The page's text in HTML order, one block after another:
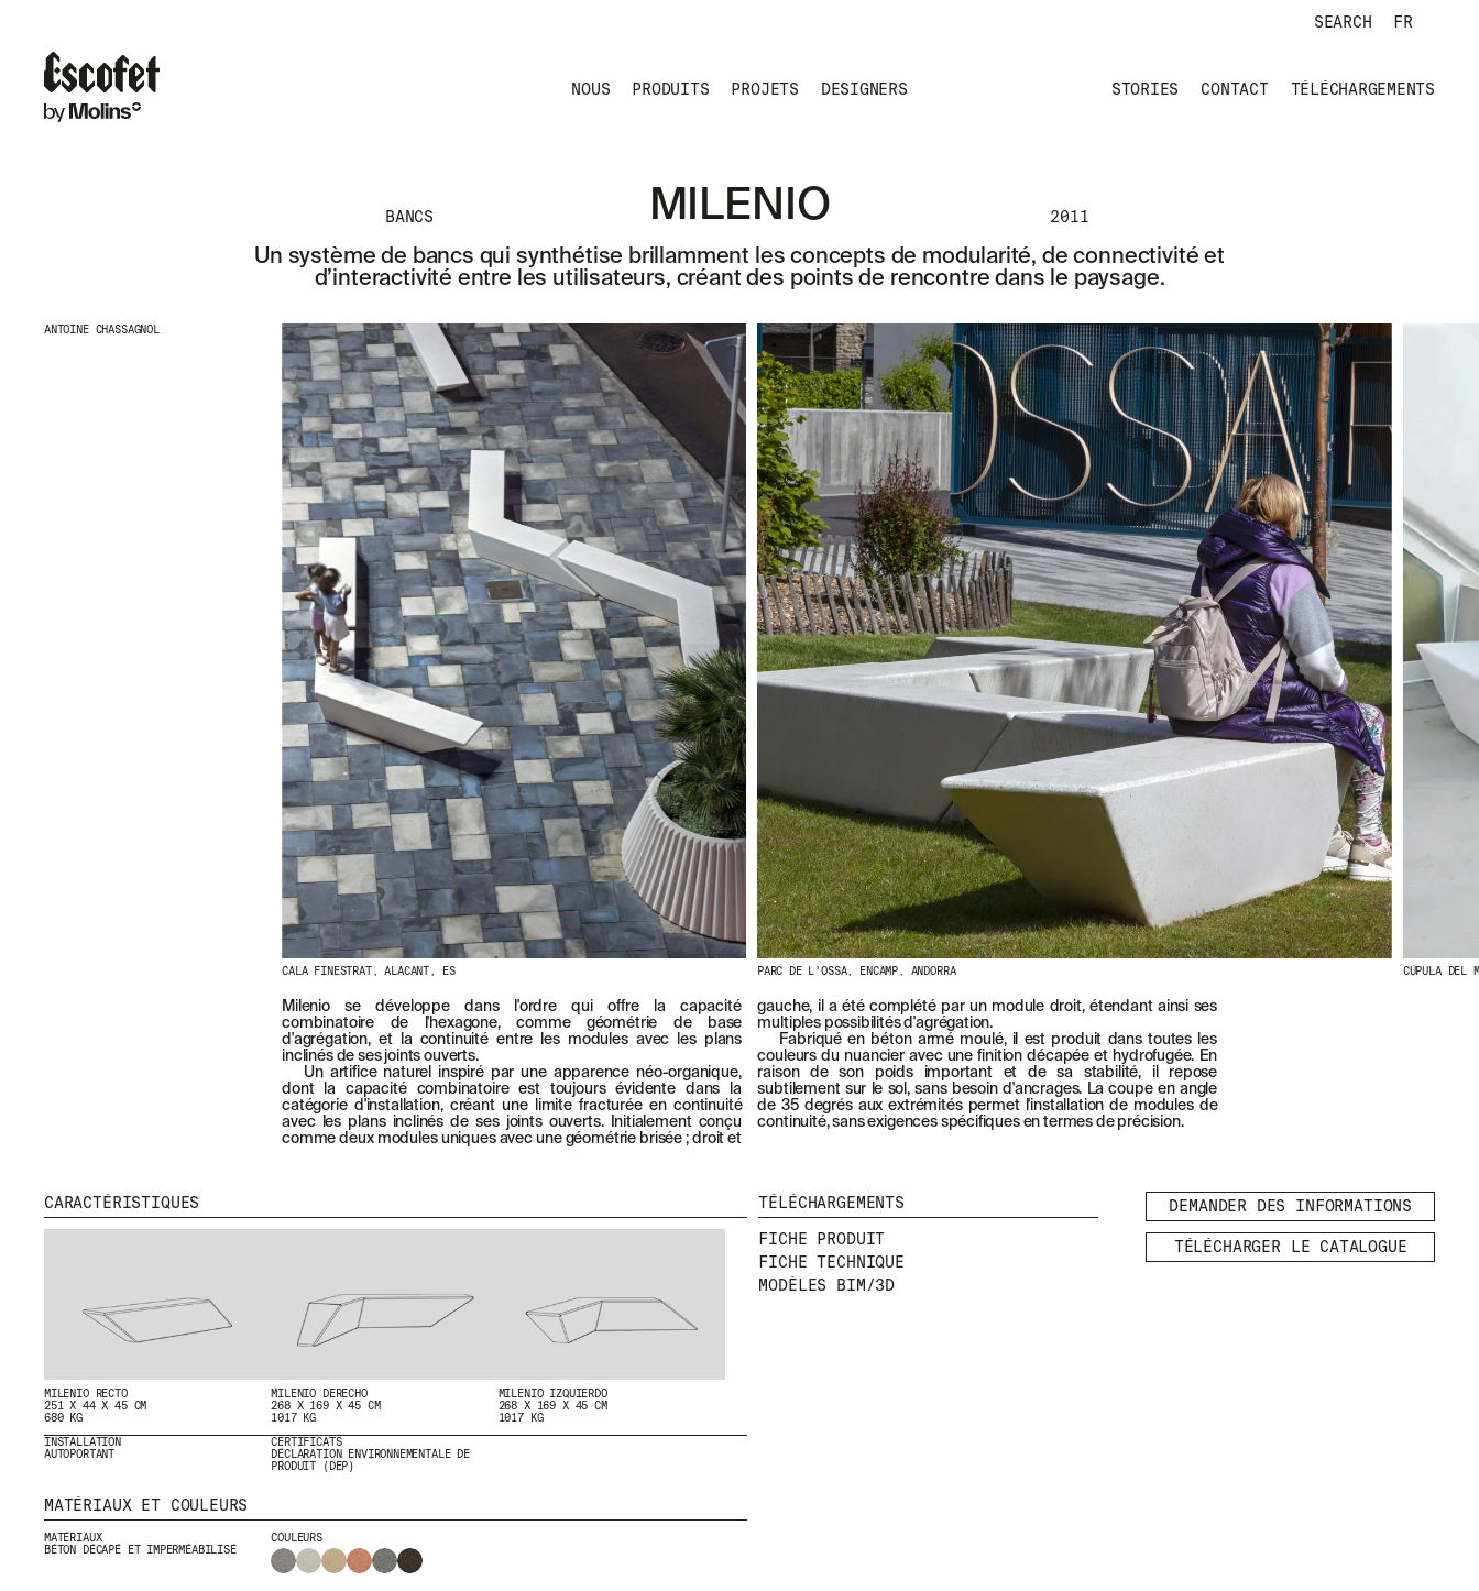
SEARCH FR
NOUS PRODUITS PROJETS DESIGNERS STORIES CONTACT TÉLÉCHARGEMENTS
BANCS MILENIO 2011
Un système de bancs qui synthétise brillamment les concepts de modularité, de connectivité et
d’interactivité entre les utilisateurs, créant des points de rencontre dans le paysage.
ANTOINE CHASSAGNOL
CALA FINESTRAT, ALACANT, ES PARC DE L'OSSA, ENCAMP, ANDORRA CÚPULA DEL
Milenio se développe dans l'ordre qui offre la capacité
combinatoire de l'hexagone, comme géométrie de base
d'agrégation, et la continuité entre les modules avec les plans
inclinés de ses joints ouverts.
Un artifice naturel inspiré par une apparence néo-organique,
dont la capacité combinatoire est toujours évidente dans la
catégorie d'installation, créant une limite fracturée en continuité
avec les plans inclinés de ses joints ouverts. Initialement conçu
comme deux modules uniques avec une géométrie brisée ; droit et
gauche, il a été complété par un module droit, étendant ainsi ses
multiples possibilités d'agrégation.
Fabriqué en béton armé moulé, il est produit dans toutes les
couleurs du nuancier avec une finition décapée et hydrofugée. En
raison de son poids important et de sa stabilité, il repose
subtilement sur le sol, sans besoin d'ancrages. La coupe en angle
de 35 degrés aux extrémités permet l'installation de modules de
continuité, sans exigences spécifiques en termes de précision.
CARACTÉRISTIQUES
MILENIO RECTO
251 X 44 X 45 CM
680 KG
MILENIO DERECHO
268 X 169 X 45 CM
1017 KG
MILENIO IZQUIERDO
268 X 169 X 45 CM
1017 KG
INSTALLATION
AUTOPORTANT
CERTIFICATS
DÉCLARATION ENVIRONNEMENTALE DE
PRODUIT (DEP)
MATÉRIAUX ET COULEURS
MATÉRIAUX
BÉTON DÉCAPÉ ET IMPERMÉABILISÉ
COULEURS
TÉLÉCHARGEMENTS
FICHE PRODUIT
FICHE TECHNIQUE
MODÈLES BIM/3D
DEMANDER DES INFORMATIONS
TÉLÉCHARGER LE CATALOGUE